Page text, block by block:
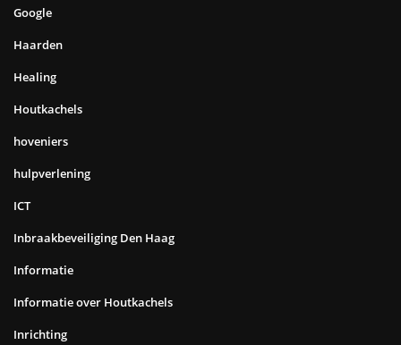
Google
Haarden
Healing
Houtkachels
hoveniers
hulpverlening
ICT
Inbraakbeveiliging Den Haag
Informatie
Informatie over Houtkachels
Inrichting